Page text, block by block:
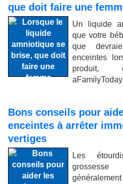
que doit faire une
Un liquide
que votre
que
enceintes
produit,
Bons conseils pour
enceintes à arrêter
vertiges
Les